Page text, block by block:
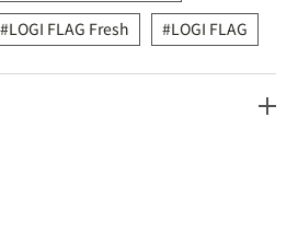
LOGI FLAG Fresh LOGI FLAG